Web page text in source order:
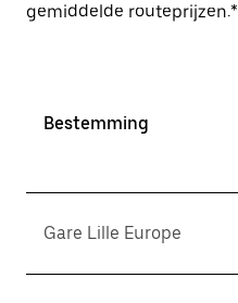
gemiddelde routeprijzen.*
Bestemming
Gare Lille Europe